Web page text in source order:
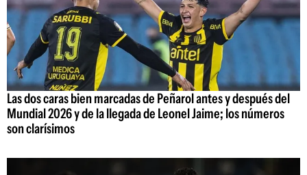
Las dos caras bien marcadas de Peñarol antes y después del
Mundial 2026 y de la llegada de Leonel Jaime; los números
son clarísimos